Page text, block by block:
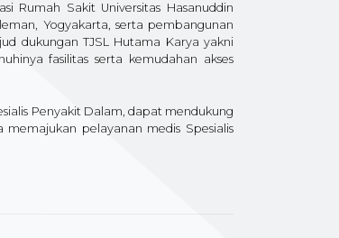
Rumah Sakit Universitas Hasanuddin
Yogyakarta, serta pembangunan
dukungan TJSL Hutama Karya yakni
fasilitas serta kemudahan akses
Penyakit Dalam, dapat mendukung
memajukan pelayanan medis Spesialis